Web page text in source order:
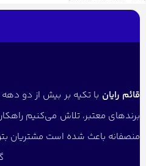
قائم رایان با تکیه بر بیش از دو
برندهای معتبر، تلاش می‌کنیم
منصفانه باعث شده است مشتریان